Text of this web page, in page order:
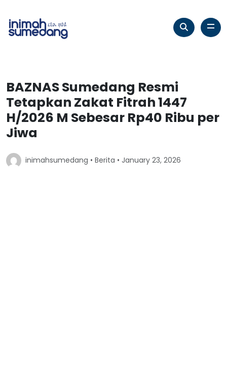
BAZNAS Sumedang Resmi
Tetapkan Zakat Fitrah 1447
H/2026 M Sebesar Rp40 Ribu per
Jiwa
inimahsumedang • Berita • January 23, 2026